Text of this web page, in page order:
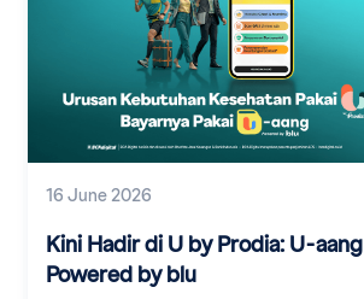
16 June 2026
Kini Hadir di U by Prodia: U-aang
Powered by blu